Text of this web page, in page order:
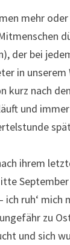
mehr
der bei
in
kurz nach
und
ihrem
ich ruh‘ mich
zu
und sich